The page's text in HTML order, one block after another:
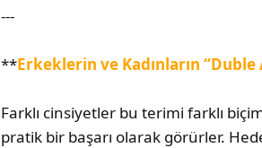
---
**Erkeklerin ve Kadınların
Farklı cinsiyetler bu terimi farklı
pratik bir başarı olarak görürler.